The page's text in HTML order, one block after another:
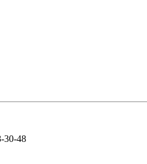
30-48